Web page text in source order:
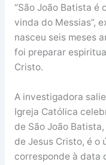
“São João Batista é
vinda do Messias”,
nasceu seis meses
foi preparar
Cristo.
A investigadora
Igreja Católica
de São João
de Jesus Cristo, é o
corresponde à data